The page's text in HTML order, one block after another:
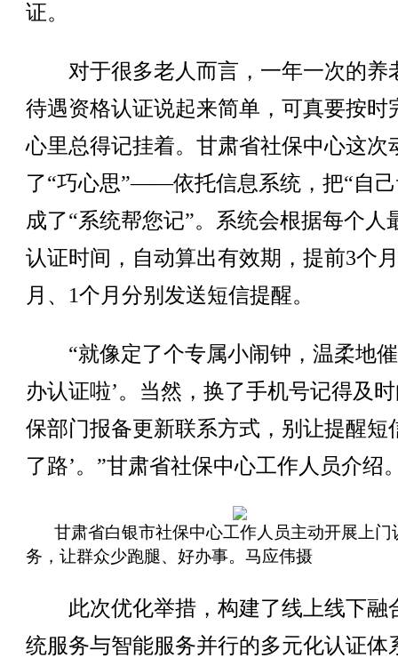
证。
对于很多老人而言，一年一次的养
待遇资格认证说起来简单，可真要按时
心里总得记挂着。甘肃省社保中心这次
了“巧心思”——依托信息系统，把“自
成了“系统帮您记”。系统会根据每个人
认证时间，自动算出有效期，提前3个
月、1个月分别发送短信提醒。
“就像定了个专属小闹钟，温柔地催
办认证啦’。当然，换了手机号记得及
保部门报备更新联系方式，别让提醒短
了路’。”甘肃省社保中心工作人员介绍
甘肃省白银市社保中心工作人员主动开展上门
务，让群众少跑腿、好办事。马应伟摄
此次优化举措，构建了线上线下融
统服务与智能服务并行的多元化认证体